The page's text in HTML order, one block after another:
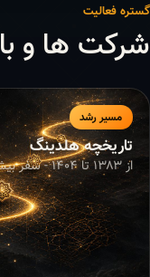
گستره فعالیت
شرکت ها و
مسیر رشد
تاریخچه هلدینگ
از ۱۳۸۳ تا ۱۴۰۴ - سفر بیش از دو دهه